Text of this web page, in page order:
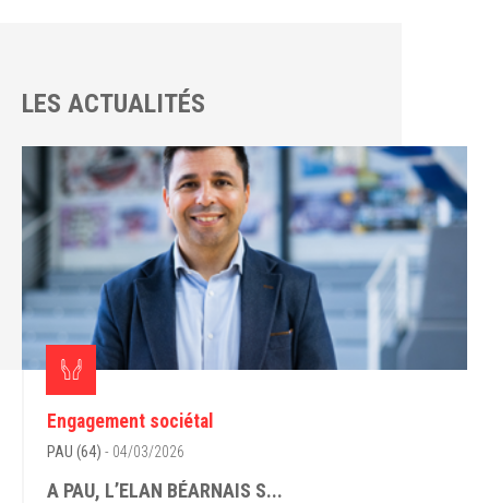
LES ACTUALITÉS
Engagement sociétal
PAU (64) - 04/03/2026
A PAU, L’ELAN BÉARNAIS S...